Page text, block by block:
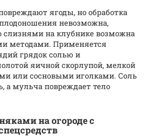
ягоды, но обработка
невозможна,
слизнями на клубнике возможна
методами. Применяется
грядок солью и
яичной скорлупой, мелкой
или сосновыми иголками. Соль
а мульча повреждает тело
на огороде с